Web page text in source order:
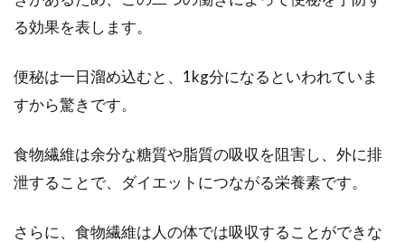
る効果を表します。
便秘は一日溜め込むと、1kg分になるといわれていま
すから驚きです。
食物繊維は余分な糖質や脂質の吸収を阻害し、外に排
泄することで、ダイエットにつながる栄養素です。
さらに、食物繊維は人の体では吸収することができな